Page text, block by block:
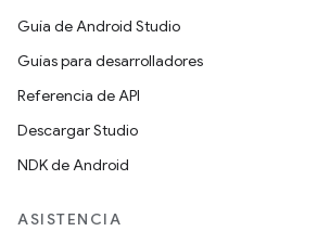
Guía de Android Studio
Guías para desarrolladores
Referencia de API
Descargar Studio
NDK de Android
ASISTENCIA